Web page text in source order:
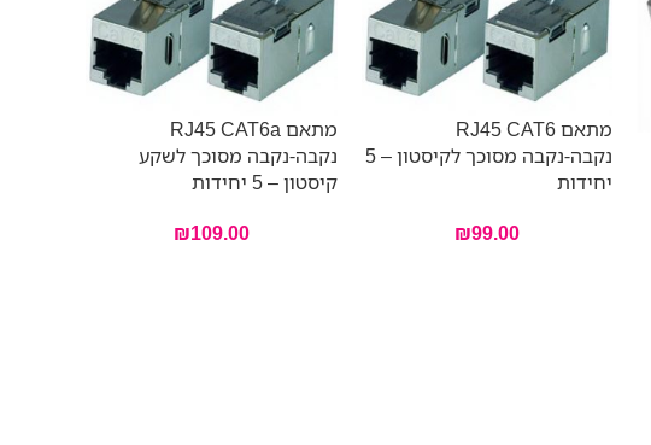
מתאם RJ45 CAT6
נקבה-נקבה מסוכך לקיסטון – 5
יחידות
₪99.00
מתאם RJ45 CAT6a
נקבה-נקבה מסוכך לשקע
קיסטון – 5 יחידות
₪109.00